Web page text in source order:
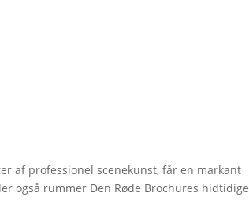
af professionel scenekunst, får en markant
også rummer Den Røde Brochures hidtidige